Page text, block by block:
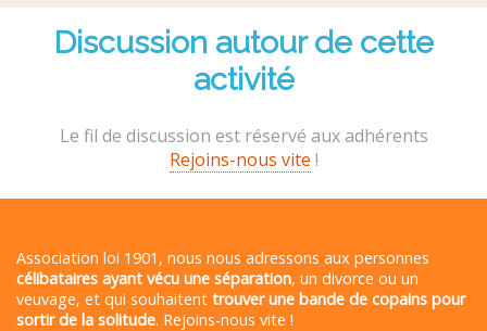
Discussion autour de cette
activité
Le fil de discussion est réservé aux adhérents
Rejoins-nous vite !
Association loi 1901, nous nous adressons aux personnes
célibataires ayant vécu une séparation, un divorce ou un
veuvage, et qui souhaitent trouver une bande de copains pour
sortir de la solitude. Rejoins-nous vite !